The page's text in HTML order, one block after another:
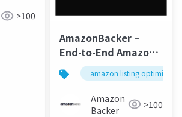
>100
AmazonBacker –
End-to-End Amazon
Product Listing &
Optimization
Services
amazon listing
Amazon
Backer
>100